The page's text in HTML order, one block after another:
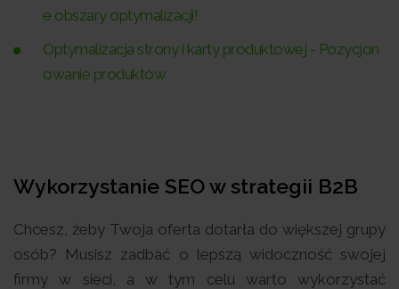
e obszary optymalizacji!
Optymalizacja strony i karty produktowej - Pozycjon
owanie produktów
Wykorzystanie SEO w strategii B2B
Chcesz, żeby Twoja oferta dotarła do większej grupy
osób? Musisz zadbać o lepszą widoczność swojej
firmy w sieci, a w tym celu warto wykorzystać